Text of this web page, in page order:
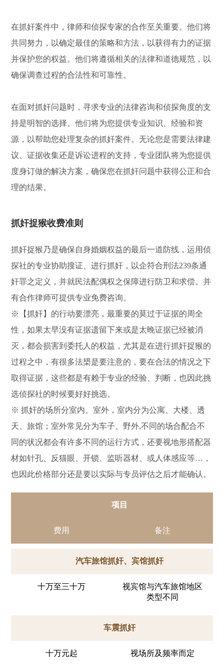
在抓奸案件中，律师和侦探专家的合作至关重要。他们将
共同努力，以确定最佳的策略和方法，以获得有力的证据
并保护您的权益。他们将遵循相关的法律和道德规范，以
确保调查过程的合法性和可靠性。
在面对抓奸问题时，寻求专业的法律咨询和侦探角度的支
持是明智的选择。他们将为您提供专业知识、经验和资
源，以帮助您处理复杂的抓奸案件。无论您是需要法律建
议、证据收集还是诉讼进程的支持，专业团队将为您提供
度身订做的解决方案，确保您在抓奸问题中获得公正和合
理的结果。
抓奸捉猴收费准则
抓奸捉猴乃是确保自身婚姻权益的最后一道防线，运用侦
探社的专业协助搜证、进行抓奸，以企符合刑法239条通
奸罪之定义，并就民法配偶权之保障进行防卫和求偿。并
有合作律师可提供专业免费咨询。
※【抓奸】的行动要漂亮，最重要的莫过于证据的周全
性，如果太早没有证据遗留下来或是太晚证据已经被消
灭，都会损害到委托人的权益，尤其是在进行抓奸捉猴的
过程之中，有很多法槼是要注意的，要在合法的情况之下
取得证据，这些都是有赖于专业的经验、判断，也因此挑
选侦探社的时候要好好挑选。
※ 抓奸的场所分室内、室外，室内分为公寓、大楼、透
天、旅馆；室外常见分为车子、野外,不同的场合配合不
同的状况都会有许多不同的运行方式，还要视地形搭配器
材如针孔、反猫眼、开锁、监听器材、或人体感应等…，
也因此价格部分还是要以实际与专员评估之后才能确认。
项目
费用 备注
汽车旅馆抓奸、宾馆抓奸
十万至三十万
视宾馆与汽车旅馆地区
类型不同
车震抓奸
十万元起 视场所及频率而定